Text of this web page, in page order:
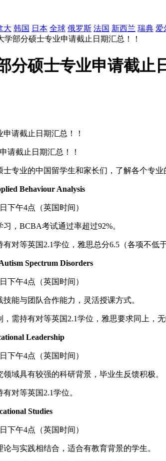
大 韩国 日本 全球 俄罗斯 法国 新西兰 瑞典 爱
学部分硕士专业申请截止日期汇总！！
分硕士专业申请截止
请截止日期汇总！！
士专业的中国留学生和家长们，了解各个专
Behaviour Analysis
下午4点（英国时间）
，BCBA考试通过率超过92%。
对等英国2.1学位，雅思总分6.5（各项不低
Spectrum Disorders
下午4点（英国时间）
能与团队合作能力，灵活授课方式。
需持有对等英国2.1学位，雅思要求同上，无
Leadership
下午4点（英国时间）
域具有较强的科研背景，毕业生反馈积极。
对等英国2.1学位。
Studies
下午4点（英国时间）
与实践相结合，适合有教育背景的学生。